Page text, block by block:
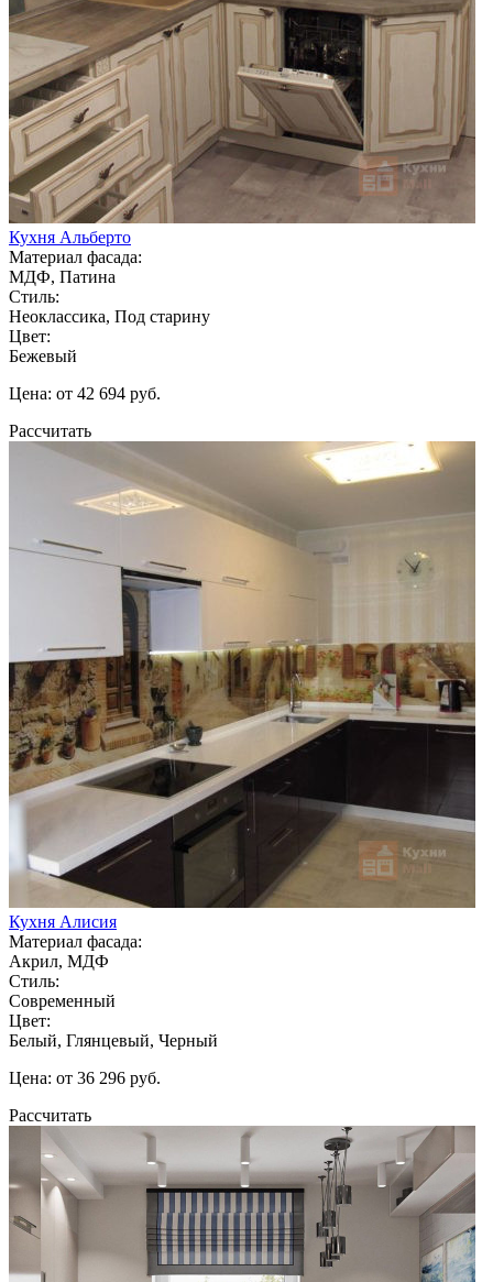
Кухня Альберто
Материал фасада:
МДФ, Патина
Стиль:
Неоклассика, Под старину
Цвет:
Бежевый
Цена: от 42 694 руб.
Рассчитать
Кухня Алисия
Материал фасада:
Акрил, МДФ
Стиль:
Современный
Цвет:
Белый, Глянцевый, Черный
Цена: от 36 296 руб.
Рассчитать